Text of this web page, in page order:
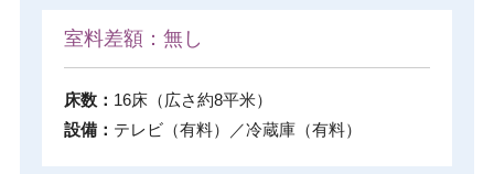
室料差額：無し
床数： 16床（広さ約8平米）
設備： テレビ（有料）／冷蔵庫（有料）